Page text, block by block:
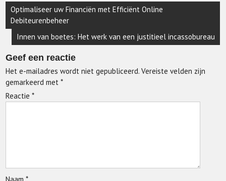
Berichtnavigatie
Optimaliseer uw Financiën met Efficiënt Online
Debiteurenbeheer
Innen van boetes: Het werk van een justitieel incassobureau
Geef een reactie
Het e-mailadres wordt niet gepubliceerd. Vereiste velden zijn
gemarkeerd met*
Reactie*
Naam*